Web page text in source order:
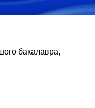
бакалавра,